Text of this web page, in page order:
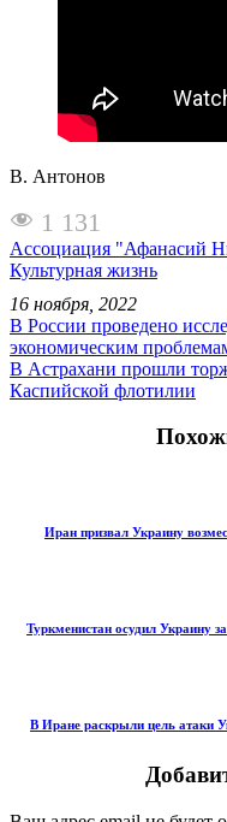
В. Антонов
1 131
Ассоциация "Афанасий
Культурная жизнь
16 ноября, 2022
В России проведено
экономическим
В Астрахани прошли
Каспийской флотилии
Иран призвал Украину
Туркменистан осудил Украину
В Иране раскрыли цель атаки